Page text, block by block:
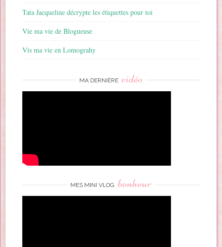
Tata Jacqueline décrypte les étiquettes pour toi
Vie ma vie de Blogueuse
Vis ma vie en Lomograhy
MA DERNIÈRE vidéo
MES MINI VLOG bonheur